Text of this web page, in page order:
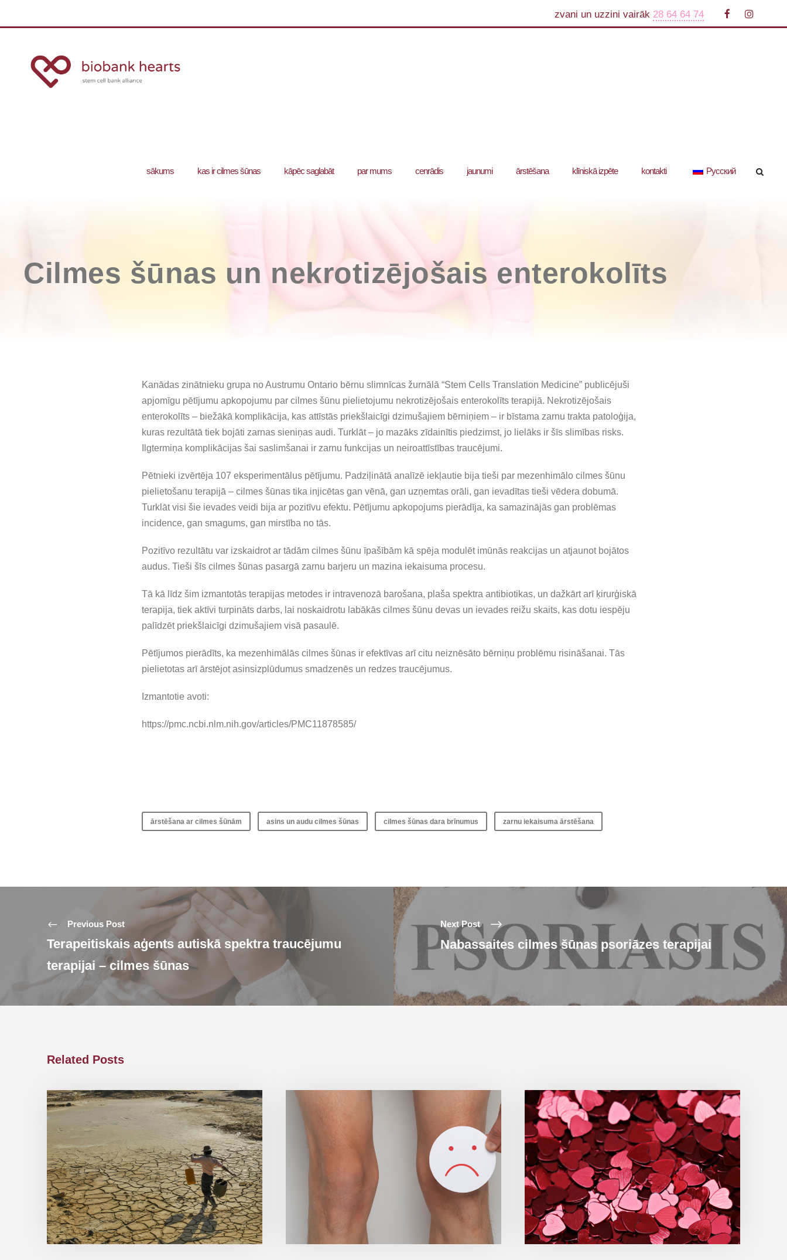
zvani un uzzini vairāk 28 64 64 74
sākums kas ir cilmes šūnas kāpēc saglabāt par mums cenrādis jaunumi ārstēšana klīniskā izpēte kontakti Русский
Cilmes šūnas un nekrotizējošais enterokolīts
Kanādas zinātnieku grupa no Austrumu Ontario bērnu slimnīcas žurnālā “Stem Cells Translation Medicine” publicējuši
apjomīgu pētījumu apkopojumu par cilmes šūnu pielietojumu nekrotizējošais enterokolīts terapijā. Nekrotizējošais
enterokolīts – biežākā komplikācija, kas attīstās priekšlaicīgi dzimušajiem bērniņiem – ir bīstama zarnu trakta patoloģija,
kuras rezultātā tiek bojāti zarnas sieniņas audi. Turklāt – jo mazāks zīdainītis piedzimst, jo lielāks ir šīs slimības risks.
Ilgtermiņa komplikācijas šai saslimšanai ir zarnu funkcijas un neiroattīstības traucējumi.
Pētnieki izvērtēja 107 eksperimentālus pētījumu. Padziļinātā analīzē iekļautie bija tieši par mezenhimālo cilmes šūnu
pielietošanu terapijā – cilmes šūnas tika injicētas gan vēnā, gan uzņemtas orāli, gan ievadītas tieši vēdera dobumā.
Turklāt visi šie ievades veidi bija ar pozitīvu efektu. Pētījumu apkopojums pierādīja, ka samazinājās gan problēmas
incidence, gan smagums, gan mirstība no tās.
Pozitīvo rezultātu var izskaidrot ar tādām cilmes šūnu īpašībām kā spēja modulēt imūnās reakcijas un atjaunot bojātos
audus. Tieši šīs cilmes šūnas pasargā zarnu barjeru un mazina iekaisuma procesu.
Tā kā līdz šim izmantotās terapijas metodes ir intravenozā barošana, plaša spektra antibiotikas, un dažkārt arī ķirurģiskā
terapija, tiek aktīvi turpināts darbs, lai noskaidrotu labākās cilmes šūnu devas un ievades reižu skaits, kas dotu iespēju
palīdzēt priekšlaicīgi dzimušajiem visā pasaulē.
Pētījumos pierādīts, ka mezenhimālās cilmes šūnas ir efektīvas arī citu neiznēsāto bērniņu problēmu risināšanai. Tās
pielietotas arī ārstējot asinsizplūdumus smadzenēs un redzes traucējumus.
Izmantotie avoti:
https://pmc.ncbi.nlm.nih.gov/articles/PMC11878585/
ārstēšana ar cilmes šūnām asins un audu cilmes šūnas cilmes šūnas dara brīnumus zarnu iekaisuma ārstēšana
Previous Post
Terapeitiskais aģents autiskā spektra traucējumu
terapijai – cilmes šūnas
Next Post
Nabassaites cilmes šūnas psoriāzes terapijai
Related Posts